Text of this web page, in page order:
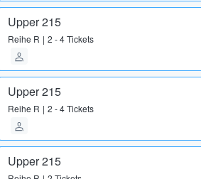
Upper 215
Reihe R 2 - 4 Tickets
Upper 215
Reihe R 2 - 4 Tickets
Upper 215